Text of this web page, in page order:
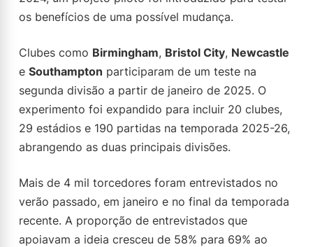
os benefícios de uma possível mudança.
Clubes como Birmingham, Bristol City, Newcastle
e Southampton participaram de um teste na
segunda divisão a partir de janeiro de 2025. O
experimento foi expandido para incluir 20 clubes,
29 estádios e 190 partidas na temporada 2025-26,
abrangendo as duas principais divisões.
Mais de 4 mil torcedores foram entrevistados no
verão passado, em janeiro e no final da temporada
recente. A proporção de entrevistados que
apoiavam a ideia cresceu de 58% para 69% ao